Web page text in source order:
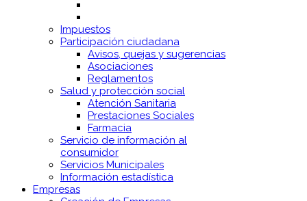
Impuestos
Participación ciudadana
Avisos, quejas y sugerencias
Asociaciones
Reglamentos
Salud y protección social
Atención Sanitaria
Prestaciones Sociales
Farmacia
Servicio de información al
consumidor
Servicios Municipales
Información estadística
Empresas